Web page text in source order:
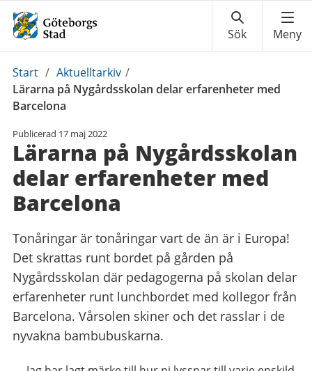
Du
är
här:
Start / Aktuelltarkiv /
Lärarna på Nygårdsskolan delar erfarenheter med
Barcelona
Publicerad 17 maj 2022
Lärarna på Nygårdsskolan
delar erfarenheter med
Barcelona
Tonåringar är tonåringar vart de än är i Europa!
Det skrattas runt bordet på gården på
Nygårdsskolan där pedagogerna på skolan delar
erfarenheter runt lunchbordet med kollegor från
Barcelona. Vårsolen skiner och det rasslar i de
nyvakna bambubuskarna.